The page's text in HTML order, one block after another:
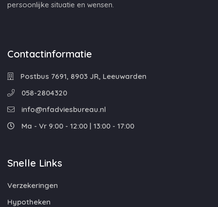
persoonlijke situatie en wensen.
Contactinformatie
Postbus 7691, 8903 JR, Leeuwarden
058-2804320
info@nfadviesbureau.nl
Ma - Vr 9:00 - 12:00 | 13:00 - 17:00
Snelle Links
Verzekeringen
Hypotheken